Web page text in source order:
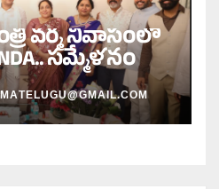
వర్మ నివాసంలో
సమ్మేళనం